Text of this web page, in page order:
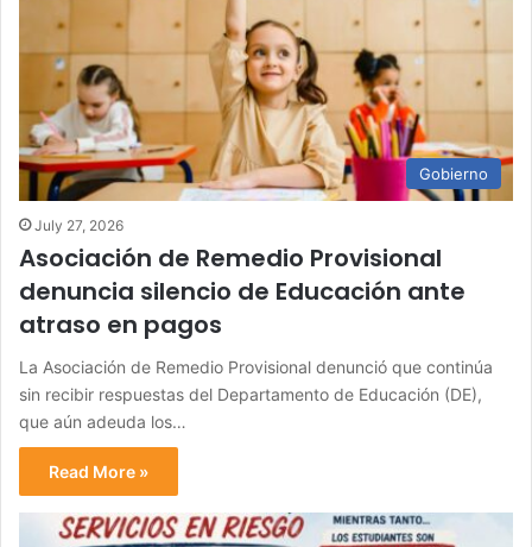
Gobierno
July 27, 2026
Asociación de Remedio Provisional
denuncia silencio de Educación ante
atraso en pagos
La Asociación de Remedio Provisional denunció que continúa
sin recibir respuestas del Departamento de Educación (DE),
que aún adeuda los…
Read More »